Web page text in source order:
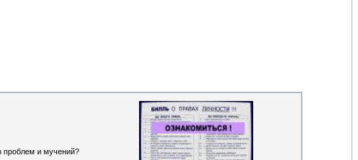
проблем и мучений?